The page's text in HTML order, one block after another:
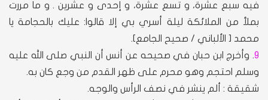
فيه سبع عشرة، و تسع عشرة، و إحدى و عشرين . و ما مررت
بملأ من الملائكة ليلة أسري بي إلا قالوا: عليك بالحجامة يا
محمد [ الألباني / صحيح الجامع].
9. وأخرج ابن حبان في صحيحه عن أنس أن النبي صلى الله عليه
وسلم احتجم وهو محرم على ظهر القدم من وجع كان به.
شقيقة : ألم ينشر في نصف الرأس والوجه.